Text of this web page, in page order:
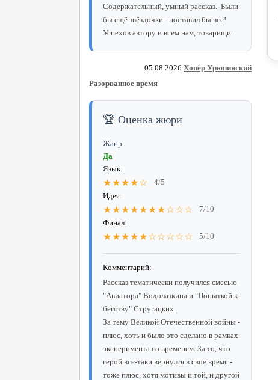
Содержательный, умный рассказ...Были
бы ещё звёздочки - поставил бы все!
Успехов автору и всем нам, товарищи.
05.08.2026 Хопёр Урюпинский
Разорванное время
🏆 Оценка жюри
Жанр:
Да
Язык:
★★★★☆
4/5
Идея:
★★★★★★★☆☆☆
7/10
Финал:
★★★★★☆☆☆☆☆ 5/10
Комментарий:
Рассказ тематически получился смесью
"Авиатора" Водолазкина и "Попыткой к
бегству" Стругацких.
За тему Великой Отечественной войны -
плюс, хоть и было это сделано в рамках
эксперимента со временем. За то, что
герой все-таки вернулся в свое время -
тоже плюс, хотя мотивы и той, и другой